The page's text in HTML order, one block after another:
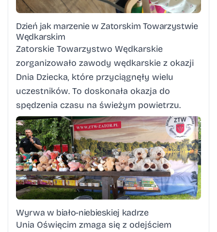
Dzień jak marzenie w Zatorskim Towarzystwie
Wędkarskim
Zatorskie Towarzystwo Wędkarskie
zorganizowało zawody wędkarskie z okazji
Dnia Dziecka, które przyciągnęły wielu
uczestników. To doskonała okazja do
spędzenia czasu na świeżym powietrzu.
Wyrwa w biało-niebieskiej kadrze
Unia Oświęcim zmaga się z odejściem